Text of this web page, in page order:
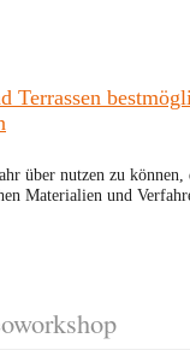
Terrassen
über nutzen zu können,
Materialien und